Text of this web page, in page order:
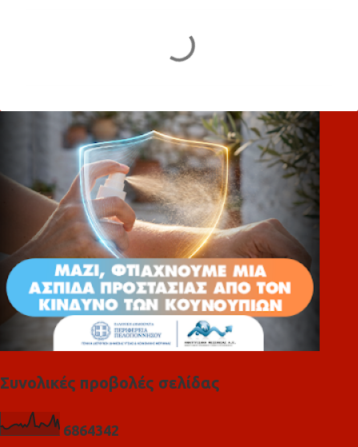
λ
Συνολικές προβολές σελίδας
6864342